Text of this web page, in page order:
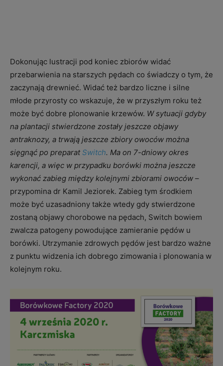
Dokonując lustracji pod koniec zbiorów widać
przebarwienia na starszych pędach co świadczy o tym, że
zaczynają drewnieć. Widać też bardzo liczne i silne
młode przyrosty co wskazuje, że w przyszłym roku też
może być dobre plonowanie krzewów. W sytuacji gdyby
na plantacji stwierdzone zostały jeszcze objawy
antraknozy, a trwają jeszcze zbiory owoców można
sięgnąć po preparatSwitch. Ma on 7-dniowy okres
karencji, a więc w przypadku borówki można jeszcze
wykonać zabieg między kolejnymi zbiorami owoców –
przypomina dr Kamil Jeziorek. Zabieg tym środkiem
może być uzasadniony także wtedy gdy stwierdzone
zostaną objawy chorobowe na pędach, Switch bowiem
zwalcza patogeny powodujące zamieranie pędów u
borówki. Utrzymanie zdrowych pędów jest bardzo ważne
z punktu widzenia ich dobrego zimowania i plonowania w
kolejnym roku.